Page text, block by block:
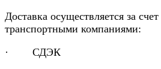
Доставка осуществляется за
транспортными компаниями:
· СДЭК